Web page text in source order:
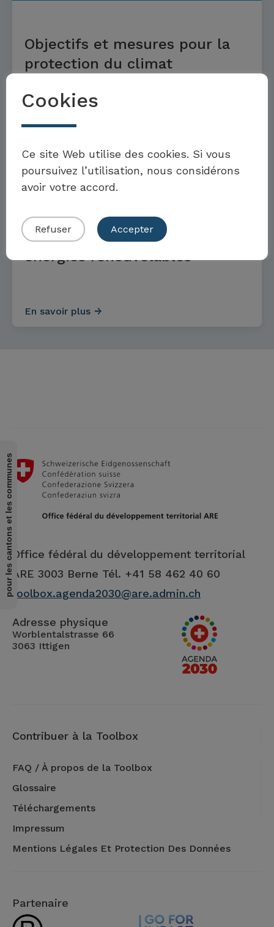
Objectifs et mesures pour la
protection du climat
OBJECTIFS ET MESURES
Objectifs et mesures pour les
énergies renouvelables
En savoir plus
Office fédéral du développement territorial
ARE 3003 Berne Tél. +41 58 462 40 60
toolbox.agenda2030@are.admin.ch
Adresse physique
Worblentalstrasse 66
3063 Ittigen
Contribuer à la Toolbox
FAQ / À propos de la Toolbox
Glossaire
Téléchargements
Impressum
Mentions Légales Et Protection Des Données
Partenaire
pour les cantons et les communes
Cookies
Ce site Web utilise des cookies. Si vous
poursuivez l’utilisation, nous considérons
avoir votre accord.
Refuser Accepter